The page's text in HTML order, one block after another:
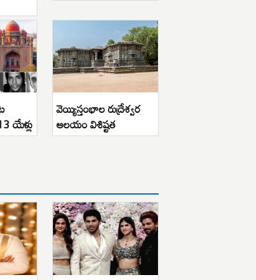
యేళ్లు
వెయ్యిస్తంభాల రుద్రేశ్వర
ఆలయం విశిష్టత